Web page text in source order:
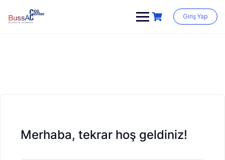
content
Giriş Yap
Merhaba, tekrar hoş geldiniz!